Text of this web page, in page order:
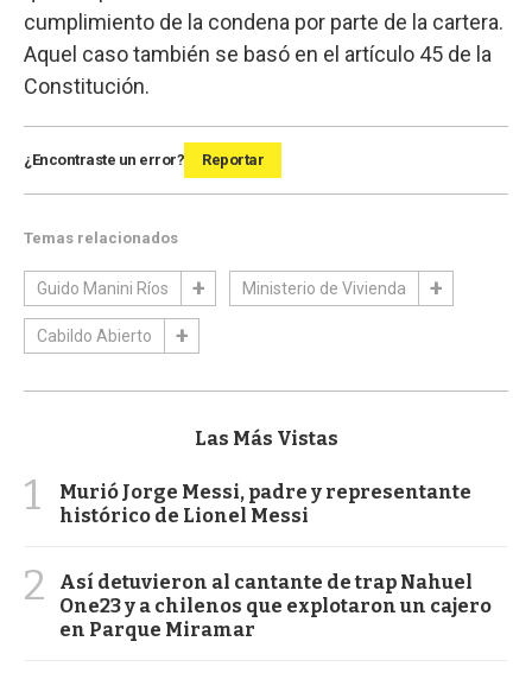
cumplimiento de la condena por parte de la cartera.
Aquel caso también se basó en el artículo 45 de la
Constitución.
¿Encontraste un error? Reportar
Temas relacionados
Guido Manini Ríos Ministerio de Vivienda
Cabildo Abierto
Las Más Vistas
1
Murió Jorge Messi, padre y representante
histórico de Lionel Messi
2
Así detuvieron al cantante de trap Nahuel
One23 y a chilenos que explotaron un cajero
en Parque Miramar